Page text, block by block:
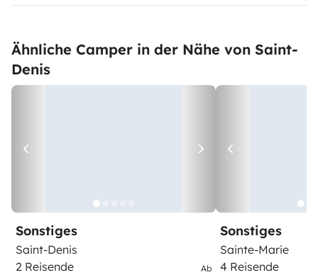
Ähnliche Camper in der Nähe von Saint-
Denis
Sonstiges
Saint-Denis
2 Reisende
Ab
Sonstiges
Sainte-Marie
4 Reisende